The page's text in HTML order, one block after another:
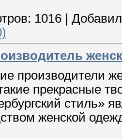
1016
производители
прекрасные
стиль»
женской